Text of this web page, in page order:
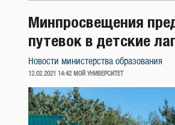
Минпросвещения
путевок в детские
Новости министерства образования
ОПУБЛИКОВАНО
12.02.2021 14:42 МОЙ УНИВЕРСИТЕТ